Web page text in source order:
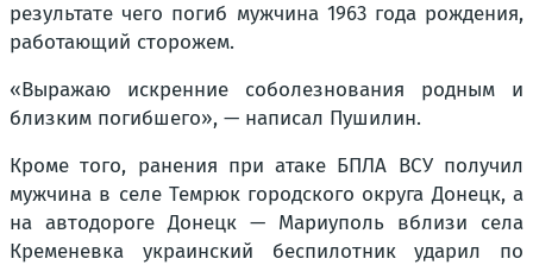
результате чего погиб мужчина 1963 года рождения,
работающий сторожем.
«Выражаю искренние соболезнования родным и
близким погибшего», — написал Пушилин.
Кроме того, ранения при атаке БПЛА ВСУ получил
мужчина в селе Темрюк городского округа Донецк, а
на автодороге Донецк — Мариуполь вблизи села
Кременевка украинский беспилотник ударил по